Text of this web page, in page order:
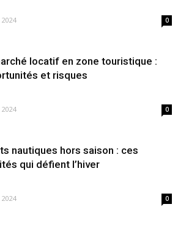
0
locatif en zone touristique :
et risques
0
nautiques hors saison : ces
qui défient l’hiver
0